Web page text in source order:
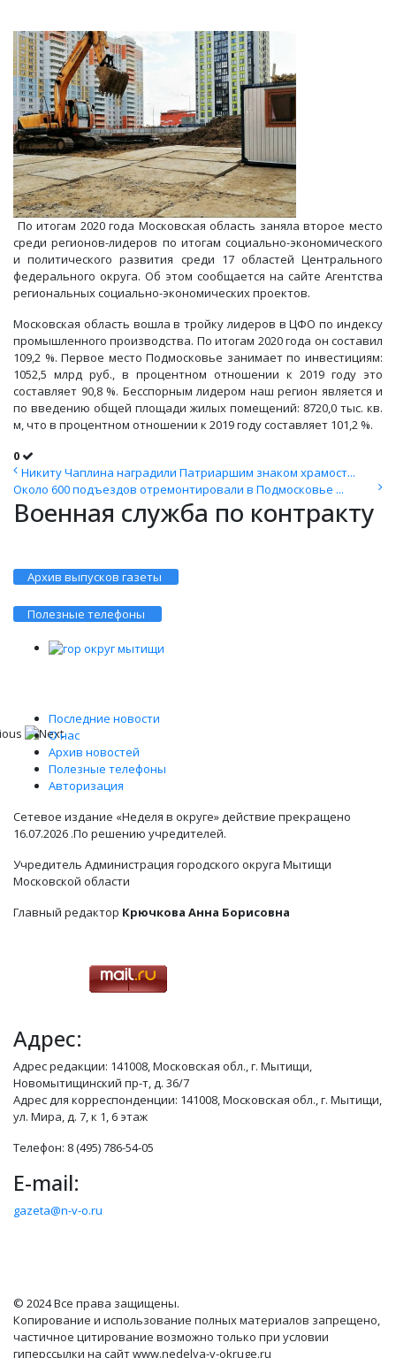
По итогам 2020 года Московская область заняла второе место
среди регионов-лидеров по итогам социально-экономического
и политического развития среди 17 областей Центрального
федерального округа. Об этом сообщается на сайте Агентства
региональных социально-экономических проектов.
Московская область вошла в тройку лидеров в ЦФО по индексу
промышленного производства. По итогам 2020 года он составил
109,2 %. Первое место Подмосковье занимает по инвестициям:
1052,5 млрд руб., в процентном отношении к 2019 году это
составляет 90,8 %. Бесспорным лидером наш регион является и
по введению общей площади жилых помещений: 8720,0 тыс. кв.
м, что в процентном отношении к 2019 году составляет 101,2 %.
0
Никиту Чаплина наградили Патриаршим знаком храмост...
Около 600 подъездов отремонтировали в Подмосковье ...
Военная служба по контракту
Архив выпусков газеты
Полезные телефоны
Последние новости
О нас
Архив новостей
Полезные телефоны
Авторизация
Сетевое издание «Неделя в округе» действие прекращено
16.07.2026 .По решению учредителей.
Учредитель Администрация городского округа Мытищи
Московской области
Главный редактор Крючкова Анна Борисовна
Адрес:
Адрес редакции: 141008, Московская обл., г. Мытищи,
Новомытищинский пр-т, д. 36/7
Адрес для корреспонденции: 141008, Московская обл., г. Мытищи,
ул. Мира, д. 7, к 1, 6 этаж
Телефон: 8 (495) 786-54-05
E-mail:
gazeta@n-v-o.ru
© 2024 Все права защищены.
Копирование и использование полных материалов запрещено,
частичное цитирование возможно только при условии
гиперссылки на сайт www.nedelya-v-okruge.ru